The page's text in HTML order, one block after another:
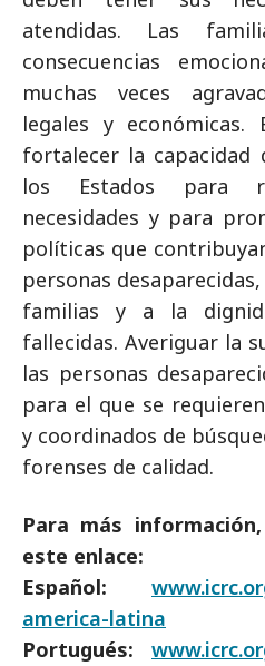
atendidas. Las
consecuencias
muchas veces
legales y económicas.
fortalecer la capacidad
los Estados para
necesidades y para
políticas que
personas
familias y a la
fallecidas. Averiguar la
las personas
para el que se
y coordinados de
forenses de calidad.
Para más
este enlace:
Español:
america-latina
Portugués: